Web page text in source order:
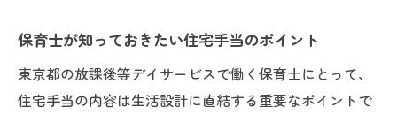
保育士が知っておきたい住宅手当のポイント
東京都の放課後等デイサービスで働く保育士にとって、
住宅手当の内容は生活設計に直結する重要なポイントで